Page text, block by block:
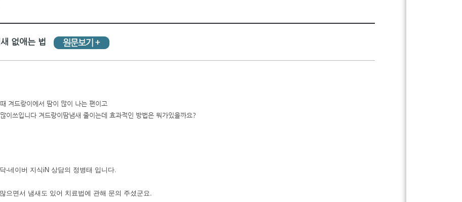
없애는 법
겨드랑이에서 땀이 많이 나는 편이고
이쓰입니다 겨드랑이땀냄새 줄이는데 효과적인 방법은 뭐가있을까요?
-네이버 지식iN 상담의 정병태 입니다.
으면서 냄새도 있어 치료법에 관해 문의 주셨군요.